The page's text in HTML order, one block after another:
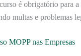
é obrigatório para
multas e problemas
MOPP nas Empresas